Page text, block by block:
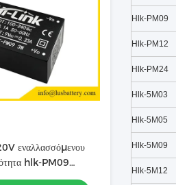
εναλλασσόμενου
hlk-PM09
ρεύματος διακοπτών
Hlk-PM09
Hlk-PM12
Hlk-PM24
Hlk-5M03
Hlk-5M05
Hlk-5M09
Hlk-5M12